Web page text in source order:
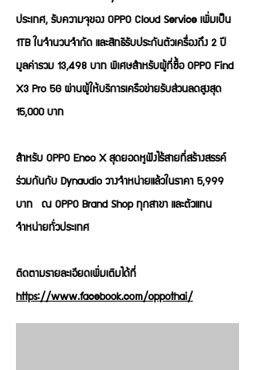
ประเทศ, รับความจุของ OPPO Cloud Service เพิ่มเป็น
1TB ในจำนวนจำกัด และสิทธิรับประกันตัวเครื่องถึง 2 ปี
มูลค่ารวม 13,498 บาท พิเศษสำหรับผู้ที่ซื้อ OPPO Find
X3 Pro 5G ผ่านผู้ให้บริการเครือข่ายรับส่วนลดสูงสุด
15,000 บาท
สำหรับ OPPO Enco X สุดยอดหูฟังไร้สายที่สร้างสรรค์
ร่วมกันกับ Dynaudio วางจำหน่ายแล้วในราคา 5,999
บาท ณ OPPO Brand Shop ทุกสาขา และตัวแทน
จำหน่ายทั่วประเทศ
ติดตามรายละเอียดเพิ่มเติมได้ที่
https://www.facebook.com/oppothai/